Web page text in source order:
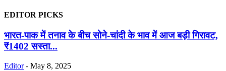
EDITOR PICKS
भारत-पाक में तनाव के बीच सोने-चांदी के भाव में आज बड़ी गिरावट,
₹1402 सस्ता...
Editor - May 8, 2025